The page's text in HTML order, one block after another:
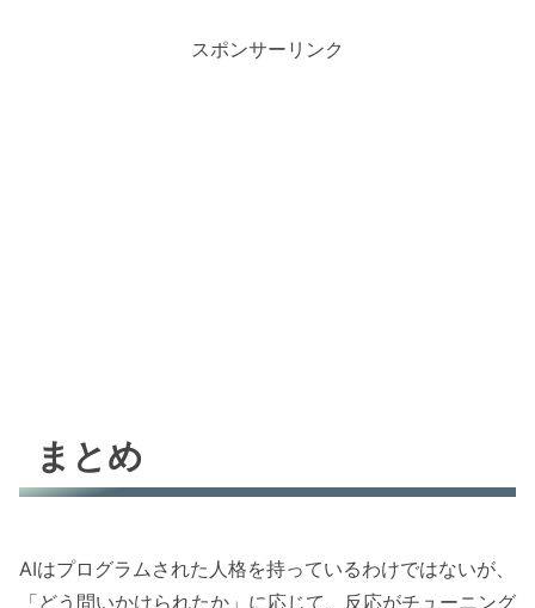
スポンサーリンク
まとめ
AIはプログラムされた人格を持っているわけではないが、
「どう問いかけられたか」に応じて、反応がチューニング